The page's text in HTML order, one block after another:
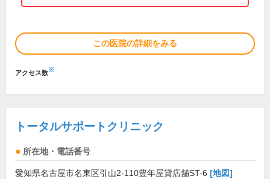
この医院の詳細をみる
アクセス数※
トータルサポートクリニック
所在地・電話番号
愛知県名古屋市名東区引山2-110豊年屋貸店舗ST-6 [地図]